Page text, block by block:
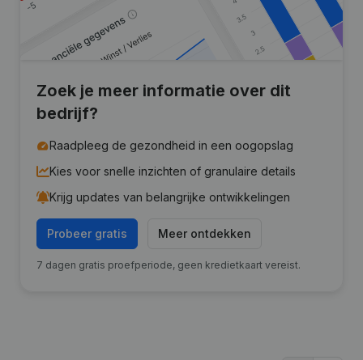
Zoek je meer informatie over dit
bedrijf?
Raadpleeg de gezondheid in een oogopslag
Kies voor snelle inzichten of granulaire details
Krijg updates van belangrijke ontwikkelingen
Probeer gratis Meer ontdekken
7 dagen gratis proefperiode, geen kredietkaart vereist.